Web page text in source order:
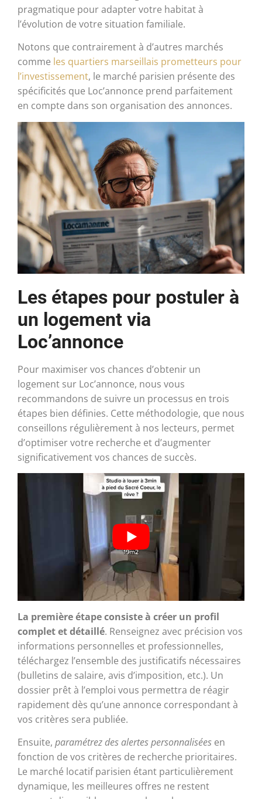
pragmatique pour adapter votre habitat à
l’évolution de votre situation familiale.
Notons que contrairement à d’autres marchés
comme les quartiers marseillais prometteurs pour
l’investissement, le marché parisien présente des
spécificités que Loc’annonce prend parfaitement
en compte dans son organisation des annonces.
Les étapes pour postuler à
un logement via
Loc’annonce
Pour maximiser vos chances d’obtenir un
logement sur Loc’annonce, nous vous
recommandons de suivre un processus en trois
étapes bien définies. Cette méthodologie, que nous
conseillons régulièrement à nos lecteurs, permet
d’optimiser votre recherche et d’augmenter
significativement vos chances de succès.
La première étape consiste à créer un profil
complet et détaillé. Renseignez avec précision vos
informations personnelles et professionnelles,
téléchargez l’ensemble des justificatifs nécessaires
(bulletins de salaire, avis d’imposition, etc.). Un
dossier prêt à l’emploi vous permettra de réagir
rapidement dès qu’une annonce correspondant à
vos critères sera publiée.
Ensuite, paramétrez des alertes personnalisées en
fonction de vos critères de recherche prioritaires.
Le marché locatif parisien étant particulièrement
dynamique, les meilleures offres ne restent